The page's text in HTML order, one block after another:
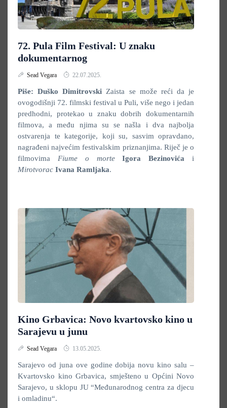
72. Pula Film Festival: U znaku
dokumentarnog
Sead Vegara 22.07.2025.
Piše: Duško Dimitrovski Zaista se može reći da je
ovogodišnji 72. filmski festival u Puli, više nego i jedan
predhodni, protekao u znaku dobrih dokumentarnih
filmova, a među njima su se našla i dva najbolja
ostvarenja te kategorije, koji su, sasvim opravdano,
nagrađeni najvećim festivalskim priznanjima. Riječ je o
filmovima Fiume o morte Igora Bezinovića i
Mirotvorac Ivana Ramljaka.
Kino Grbavica: Novo kvartovsko kino u
Sarajevu u junu
Sead Vegara 13.05.2025.
Sarajevo od juna ove godine dobija novu kino salu –
Kvartovsko kino Grbavica, smješteno u Općini Novo
Sarajevo, u sklopu JU “Međunarodnog centra za djecu
i omladinu“.